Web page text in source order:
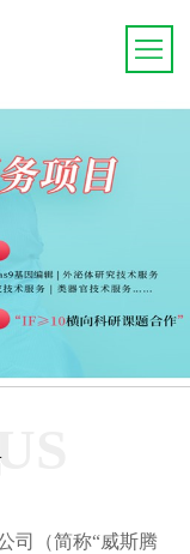
司（简称“威斯腾